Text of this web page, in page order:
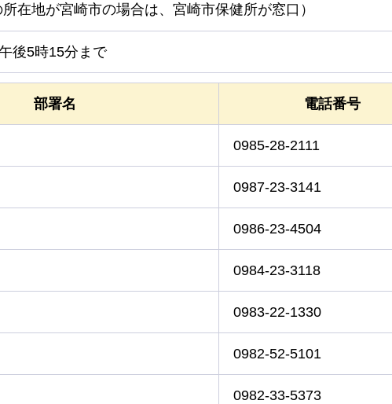
在地が宮崎市の場合は、宮崎市保健所が窓口）
後5時15分まで
部署名 電話番号
0985-28-2111
0987-23-3141
0986-23-4504
0984-23-3118
0983-22-1330
0982-52-5101
0982-33-5373